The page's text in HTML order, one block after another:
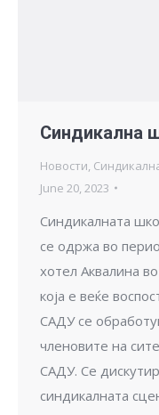
Синдикална
Новости
June 20, 2023
Синдикалната
се одржа во
хотел Аквалина
која е веќе
САДУ се
членовите на
САДУ. Се
синдикалната